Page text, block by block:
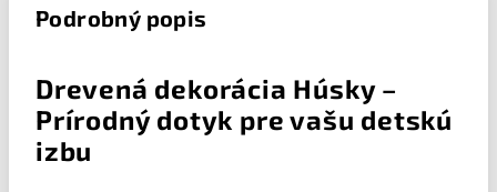
Podrobný popis
Drevená dekorácia Húsky –
Prírodný dotyk pre vašu detskú
izbu